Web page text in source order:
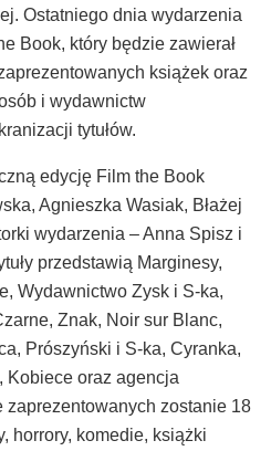
Ostatniego dnia wydarzenia
Book, który będzie zawierał
książek oraz
i wydawnictw
tytułów.
edycję Film the Book
Agnieszka Wasiak, Błażej
wydarzenia – Anna Spisz i
przedstawią Marginesy,
Wydawnictwo Zysk i S-ka,
Znak, Noir sur Blanc,
Prószyński i S-ka, Cyranka,
Kobiece oraz agencja
zaprezentowanych zostanie 18
horrory, komedie, książki